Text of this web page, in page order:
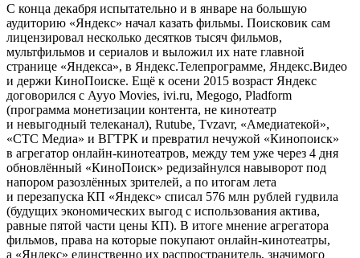
С конца декабря испытательно и в январе на большую
аудиторию «Яндекс» начал казать фильмы. Поисковик сам
лицензировал несколько десятков тысяч фильмов,
мультфильмов и сериалов и выложил их нате главной
странице «Яндекса», в Яндекс.Телепрограмме, Яндекс.Видео
и держи КиноПоиске. Ещё к осени 2015 возраст Яндекс
договорился с Ayyo Movies, ivi.ru, Megogo, Pladform
(программа монетизации контента, не кинотеатр
и невыгодный телеканал), Rutube, Tvzavr, «Амедиатекой»,
«СТС Медиа» и ВГТРК и превратил нечужой «Кинопоиск»
в агрегатор онлайн-кинотеатров, между тем уже через 4 дня
обновлённый «КиноПоиск» редизайнулся навыворот под
напором разозлённых зрителей, а по итогам лета
и перезапуска КП «Яндекс» списал 576 млн рублей гудвила
(будущих экономических выгод с использования актива,
равные пятой части цены КП). В итоге мнение агрегатора
фильмов, права на которые покупают онлайн-кинотеатры,
а «Яндекс» единственно их распространитель, значимого